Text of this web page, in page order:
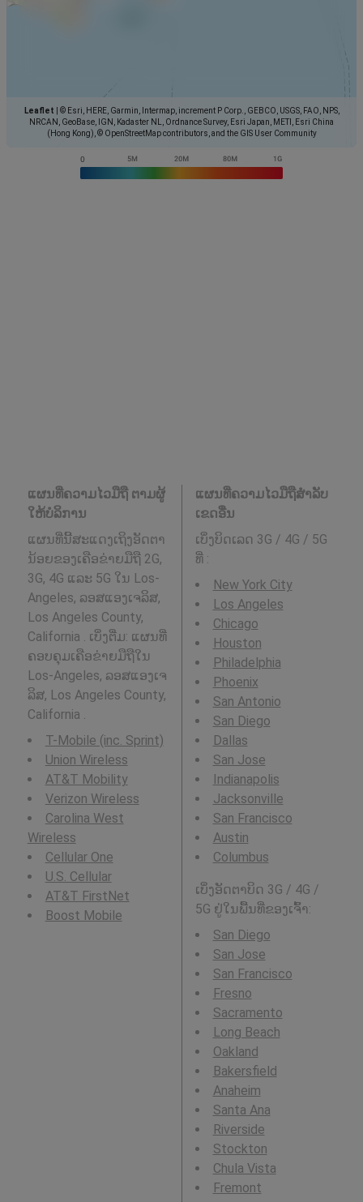
Leaflet
© Esri, HERE, Garmin, Intermap, increment P Corp., GEBCO, USGS, FAO, NPS,
NRCAN, GeoBase, IGN, Kadaster NL, Ordnance Survey, Esri Japan, METI, Esri China
(Hong Kong), © OpenStreetMap contributors, and the GIS User Community
ແຜນທີ່ຄວາມໄວມືຖື ຕາມຜູ້
ໃຫ້ບໍລິການ
ແຜນທີ່ນີ້ສະແດງເຖິງອັດຕາ
ນ້ອຍຂອງເຄືອຂ່າຍມືຖື 2G,
3G, 4G ແລະ 5G ໃນ Los-
Angeles, ລອສແອງເຈລິສ,
Los Angeles County,
California . ເບິ່ງຕື່ມ: ແຜນທີ່
ຄອບຄຸມເຄືອຂ່າຍມືຖືໃນ
Los-Angeles, ລອສແອງເຈ
ລິສ, Los Angeles County,
California .
T-Mobile (inc. Sprint)
Union Wireless
AT&T Mobility
Verizon Wireless
Carolina West
Wireless
Cellular One
U.S. Cellular
AT&T FirstNet
Boost Mobile
ແຜນທີ່ຄວາມໄວມືຖືສໍາລັບ
ເຂດອື່ນ
ເບິ່ງບິດເລດ 3G / 4G / 5G
ທີ່ :
New York City
Los Angeles
Chicago
Houston
Philadelphia
Phoenix
San Antonio
San Diego
Dallas
San Jose
Indianapolis
Jacksonville
San Francisco
Austin
Columbus
ເບິ່ງອັດຕາບິດ 3G / 4G /
5G ຢູ່ໃນພື້ນທີ່ຂອງເຈົ້າ:
San Diego
San Jose
San Francisco
Fresno
Sacramento
Long Beach
Oakland
Bakersfield
Anaheim
Santa Ana
Riverside
Stockton
Chula Vista
Fremont